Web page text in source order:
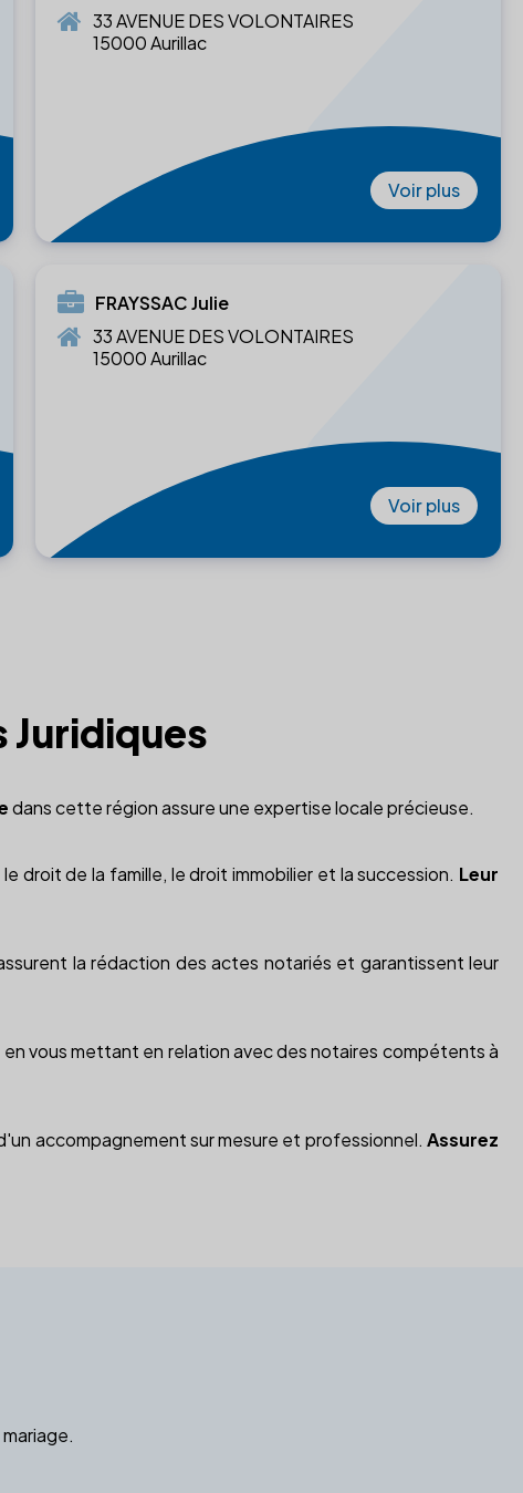
33 AVENUE DES VOLONTAIRES
15000 Aurillac
Voir plus
FRAYSSAC Julie
33 AVENUE DES VOLONTAIRES
15000 Aurillac
Voir plus
Juridiques
dans cette région assure une expertise locale précieuse.
droit de la famille, le droit immobilier et la succession. Leur
la rédaction des actes notariés et garantissent leur
vous mettant en relation avec des notaires compétents à
accompagnement sur mesure et professionnel. Assurez